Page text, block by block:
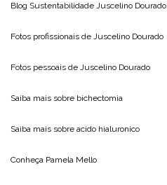
Blog Sustentabilidade Juscelino Dourado
Fotos profissionais de Juscelino Dourado
Fotos pessoais de Juscelino Dourado
Saiba mais sobre bichectomia
Saiba mais sobre acido hialuronico
Conheça Pamela Mello